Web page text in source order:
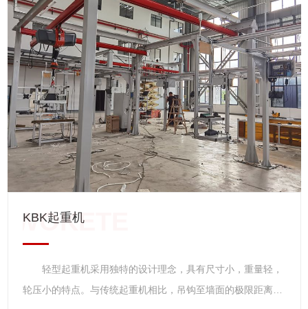
重机主要指CD1、MD1型系列钢丝绳电动葫芦系在原CD、MD
型基础上的改进型产品。它具有结构紧凑、轻巧、安全可靠、
零部件通用程度大，互换性强、起重能力高、维修方便等特
点，是用途广泛，深受欢迎的轻型起重设备。 该葫芦有固
定式和小车式两类。固定式按固定支脚在上、下、左、右位置
不同又分为A1、A2、A3、A4四种型式，可直接安装在构架上
使用，小车式具有运行功能，可安装在轨道上使用。CD1型为
单速起升，MD1为常速和慢速两档起升。
KBK起重机
轻型起重机采用独特的设计理念，具有尺寸小，重量轻，
轮压小的特点。与传统起重机相比，吊钩至墙面的极限距离